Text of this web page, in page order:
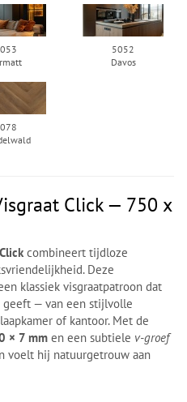
5052
Davos
Click — 750 x
combineert tijdloze
Deze
klassiek visgraatpatroon dat
— van een stijlvolle
of kantoor. Met de
× 7 mm en een subtiele v-groef
voelt hij natuurgetrouw aan